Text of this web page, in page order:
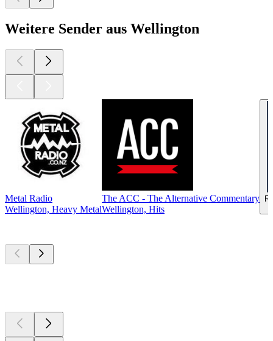
Weitere Sender aus Wellington
Metal Radio
Wellington, Heavy Metal
The ACC - The Alternative Commentary
Wellington, Hits